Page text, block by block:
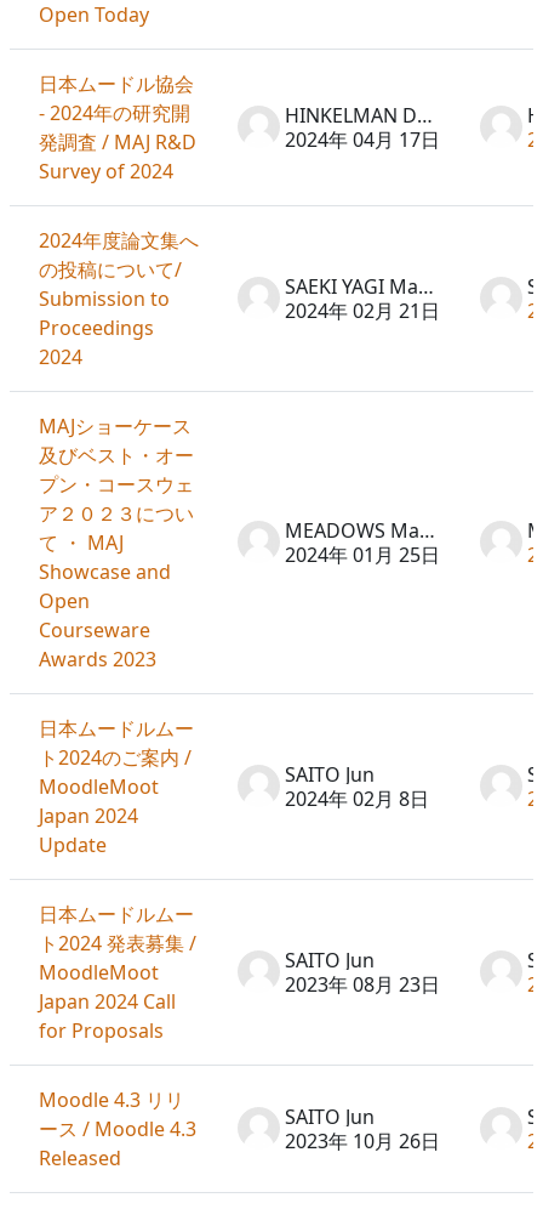
Open Today
日本ムードル協会
- 2024年の研究開
発調査 / MAJ R&D
Survey of 2024
HINKELMAN Don
2024年 04月 17日
2024年度論文集へ
の投稿について/
Submission to
Proceedings
2024
SAEKI YAGI Machiko
2024年 02月 21日
MAJショーケース
及びベスト・オー
プン・コースウェ
ア２０２３につい
て ・ MAJ
Showcase and
Open
Courseware
Awards 2023
MEADOWS Martin
2024年 01月 25日
日本ムードルムー
ト2024のご案内 /
MoodleMoot
Japan 2024
Update
SAITO Jun
2024年 02月 8日
日本ムードルムー
ト2024 発表募集 /
MoodleMoot
Japan 2024 Call
for Proposals
SAITO Jun
2023年 08月 23日
Moodle 4.3 リリ
ース / Moodle 4.3
Released
SAITO Jun
2023年 10月 26日